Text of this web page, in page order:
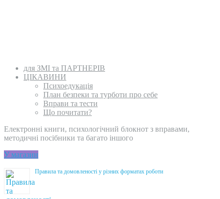
для ЗМІ та ПАРТНЕРІВ
ЦІКАВИНИ
Психоедукація
План безпеки та турботи про себе
Вправи та тести
Що почитати?
Електронні книги, психологічний блокнот з вправами,
методичні посібники та багато іншого
У магазин
Правила та домовленості у різних форматах роботи